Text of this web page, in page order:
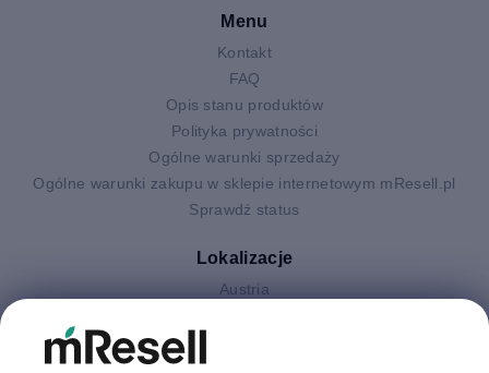
Menu
Kontakt
FAQ
Opis stanu produktów
Polityka prywatności
Ogólne warunki sprzedaży
Ogólne warunki zakupu w sklepie internetowym mResell.pl
Sprawdź status
Lokalizacje
Austria